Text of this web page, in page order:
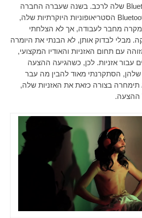
שלה לרכב. בשנה שעברה החברה
הסטריאופוניות היוקרתיות שלה,
מחבר לעבודה, אך לא הצלחתי
מבלי לבדוק אותן, לא הבנתי את היומרה
עם תחום האזניות והאודיו המקצועי,
עבור אזניות. לכן, כשהגיעה ההצעה
הסתקרנתי מאוד להבין מה עבר
בצורה כזאת את האזניות שלה,
ההצעה.